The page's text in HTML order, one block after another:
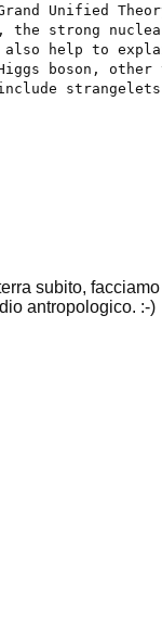
Unified
the strong
also help to
boson,
subito,
antropologico. :-)